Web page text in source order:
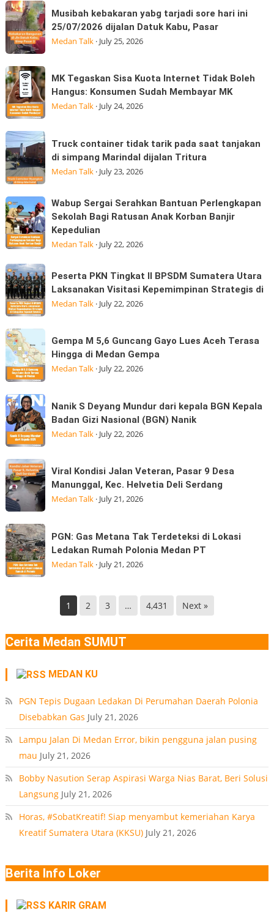
dan
Moto
GP
Edition
hadir
Musibah
kebakaran
yabg
tarjadi
sore
hari
ini
25/07/2026
Datuk
Kabu,
Pasar
Musibah kebakaran yabg tarjadi sore hari ini
25/07/2026 dijalan Datuk Kabu, Pasar
Medan Talk· July 25, 2026
MK
Tegaskan
Sisa
Kuota
Internet
Tidak
Boleh
Hangus:
Sudah
Membayar
MK
MK Tegaskan Sisa Kuota Internet Tidak Boleh
Hangus: Konsumen Sudah Membayar MK
Medan Talk· July 24, 2026
Truck
container
tidak
tarik
pada
saat
tanjakan
di
Marindal
dijalan
Tritura
Truck container tidak tarik pada saat tanjakan
di simpang Marindal dijalan Tritura
Medan Talk· July 23, 2026
Wabup
Sergai
Serahkan
Bantuan
Perlengkapan
Sekolah
Bagi
Ratusan
Anak
Korban
Banjir
Kepedulian
Wabup Sergai Serahkan Bantuan Perlengkapan
Sekolah Bagi Ratusan Anak Korban Banjir
Kepedulian
Medan Talk· July 22, 2026
Peserta
PKN
Tingkat
II
BPSDM
Sumatera
Utara
Laksanakan
Kepemimpinan
Strategis
di
Peserta PKN Tingkat II BPSDM Sumatera Utara
Laksanakan Visitasi Kepemimpinan Strategis di
Medan Talk· July 22, 2026
Gempa
M
5,6
Guncang
Gayo
Lues
Aceh
Terasa
di
Medan
Gempa
Gempa M 5,6 Guncang Gayo Lues Aceh Terasa
Hingga di Medan Gempa
Medan Talk· July 22, 2026
Nanik
S
Deyang
Mundur
dari
kepala
BGN
Kepala
Gizi
Nasional
(BGN) Nanik
Nanik S Deyang Mundur dari kepala BGN Kepala
Badan Gizi Nasional (BGN) Nanik
Medan Talk· July 22, 2026
Viral
Kondisi
Jalan
Veteran,
Pasar
9
Desa
Manunggal,
Viral Kondisi Jalan Veteran, Pasar 9 Desa
Manunggal, Kec. Helvetia Deli Serdang
Medan Talk· July 21, 2026
PGN:
Gas
Metana
Tak
Ledakan
Rumah
Medan
PGN: Gas Metana Tak Terdeteksi di Lokasi
Ledakan Rumah Polonia Medan PT
Medan Talk· July 21, 2026
1 2 3 … 4,431 Next »
Cerita Medan SUMUT
MEDAN KU
PGN Tepis Dugaan Ledakan Di Perumahan Daerah Polonia
Disebabkan Gas July 21, 2026
Lampu Jalan Di Medan Error, bikin pengguna jalan pusing
mau July 21, 2026
Bobby Nasution Serap Aspirasi Warga Nias Barat, Beri Solusi
Langsung July 21, 2026
Horas, #SobatKreatif! Siap menyambut kemeriahan Karya
Kreatif Sumatera Utara (KKSU) July 21, 2026
Berita Info Loker
KARIR GRAM